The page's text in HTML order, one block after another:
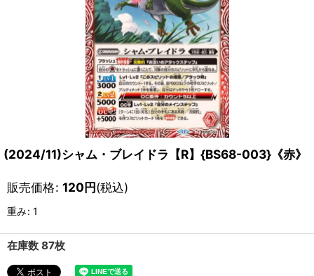
(2024/11)シャム・ブレイドラ【R】{BS68-003}《赤》
販売価格: 120円(税込)
重み: 1
在庫数 87枚